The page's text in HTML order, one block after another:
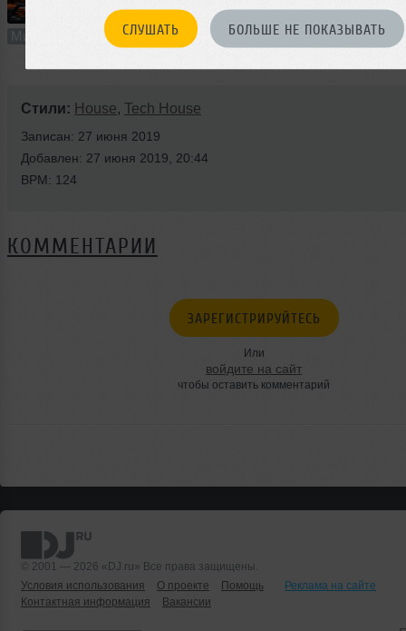
СЛУШАТЬ БОЛЬШЕ НЕ ПОКАЗЫВАТЬ
3857 раз 292 141 MB, 320
Микс В плейлист (в 11 плейлистах)
Стили: House, Tech House
Записан: 27 июня 2019
Добавлен: 27 июня 2019, 20:44
BPM: 124
КОММЕНТАРИИ
ЗАРЕГИСТРИРУЙТЕСЬ
Или
войдите на сайт
чтобы оставить комментарий
© 2001 — 2026 «DJ.ru» Все права защищены.
Условия использования
О проекте Помощь
Реклама на сайте
Контактная информация
Вакансии